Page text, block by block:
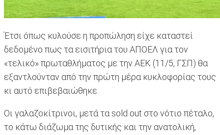
Έτσι όπως κυλούσε η προπώληση είχε καταστεί
δεδομένο πως τα εισιτήρια του ΑΠΟΕΛ για τον
«τελικό» πρωταθλήματος με την ΑΕΚ (11/5, ΓΣΠ) θα
εξαντλούνταν από την πρώτη μέρα κυκλοφορίας τους
κι αυτό επιβεβαιώθηκε.
Οι γαλαζοκίτρινοι, μετά τα sold out στο νότιο πέταλο,
το κάτω διάζωμα της δυτικής και την ανατολική,